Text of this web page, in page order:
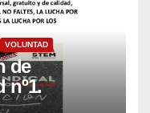
VOLUNTAD
de
nº1.